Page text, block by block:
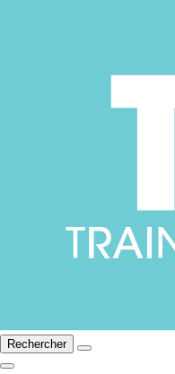
Rechercher